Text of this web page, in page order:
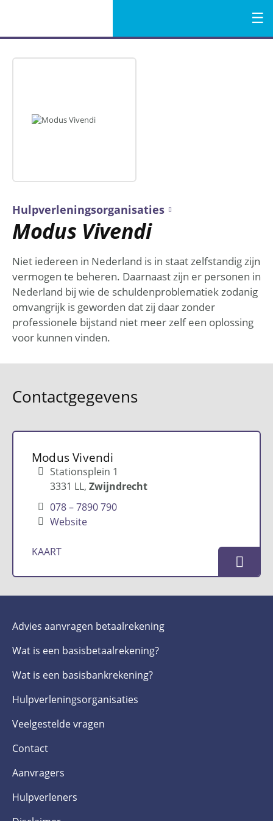
Menu
Hulpverleningsorganisaties
Modus Vivendi
Niet iedereen in Nederland is in staat zelfstandig zijn
vermogen te beheren. Daarnaast zijn er personen in
Nederland bij wie de schuldenproblematiek zodanig
omvangrijk is geworden dat zij daar zonder
professionele bijstand niet meer zelf een oplossing
voor kunnen vinden.
Contactgegevens
Modus Vivendi
Stationsplein 1
3331 LL Zwijndrecht
078 – 7890 790
Website
KAART
Advies aanvragen betaalrekening
Wat is een basis­betaalrekening?
Wat is een basis­bankrekening?
Hulpverlenings­organisaties
Veelgestelde­ vragen
Contact
Aanvragers
Hulpverleners